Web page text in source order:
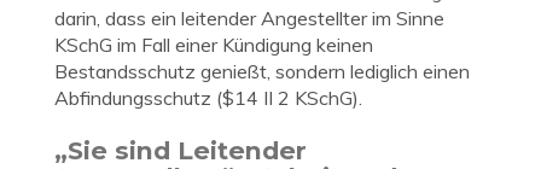
darin, dass ein leitender Angestellter im Sinne
KSchG im Fall einer Kündigung keinen
Bestandsschutz genießt, sondern lediglich einen
Abfindungsschutz ($14 II 2 KSchG).
„Sie sind Leitender